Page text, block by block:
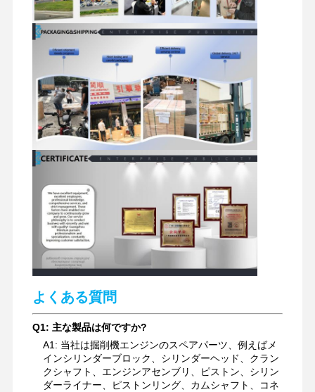
ディーゼルエンジン
三菱エンジン
掘削機エンジン
エンジンの改造のキット
インジェクションポンプ
ターボチャージャー アセンブリ
他のエンジン部品
電子制御システム
エンジンの電気部品
エンジン燃料システム
掘削機の油圧部品
掘削機のスペアパーツ
よくある質問
Q1: 主な製品は何ですか?
A1: 当社は掘削機エンジンのスペアパーツ、例えばメ
インシリンダーブロック、シリンダーヘッド、クラン
クシャフト、エンジンアセンブリ、ピストン、シリン
ダーライナー、ピストンリング、カムシャフト、コネ